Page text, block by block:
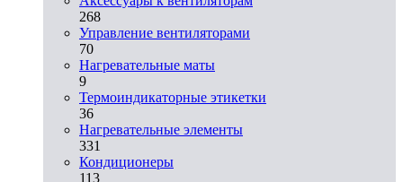
268
Управление вентиляторами
70
Нагревательные маты
9
Термоиндикаторные этикетки
36
Нагревательные элементы
331
Кондиционеры
113